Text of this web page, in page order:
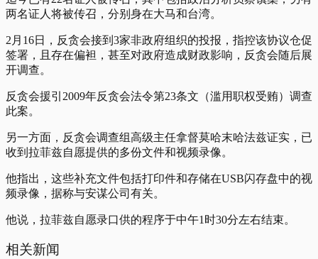
两名证人将被传召，分别身在大马和台湾。
2月16日，反贪会接到3家非政府组织的投报，指控该协议仓促
签署，且存在偏袒，甚至对政府造成财政影响，反贪会随后展
开调查。
反贪会援引2009年反贪会法令第23条文（滥用职权受贿）调查
此案。
另一方面，反贪会调查组高级主任拿督莫哈末哈法兹证实，已
收到拉菲兹自愿提供的多份文件和视频录像。
他指出，这些补充文件包括打印件和存储在USB闪存盘中的视
频录像，据称与安谋公司有关。
他说，拉菲兹自愿录口供的程序于中午1时30分左右结束。
相关新闻